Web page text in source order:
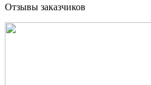
Отзывы заказчиков